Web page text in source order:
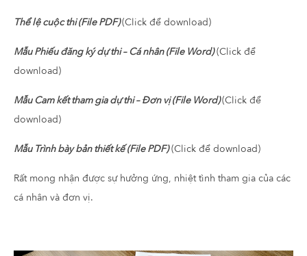
Thể lệ cuộc thi (File PDF)(Click để download)
Mẫu Phiếu đăng ký dự thi – Cá nhân (File Word)(Click để
download)
Mẫu Cam kết tham gia dự thi – Đơn vị (File Word)(Click để
download)
Mẫu Trình bày bản thiết kế (File PDF)(Click để download)
Rất mong nhận được sự hưởng ứng, nhiệt tình tham gia của các
cá nhân và đơn vị.